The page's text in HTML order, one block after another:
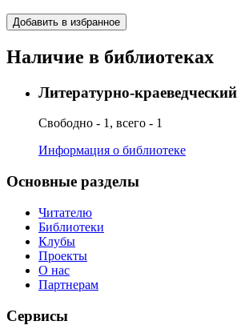
Добавить в избранное
Наличие в библиотеках
Литературно-
Свободно - 1, всего - 1
Информация о библиотеке
Основные разделы
Читателю
Библиотеки
Клубы
Проекты
О нас
Партнерам
Сервисы